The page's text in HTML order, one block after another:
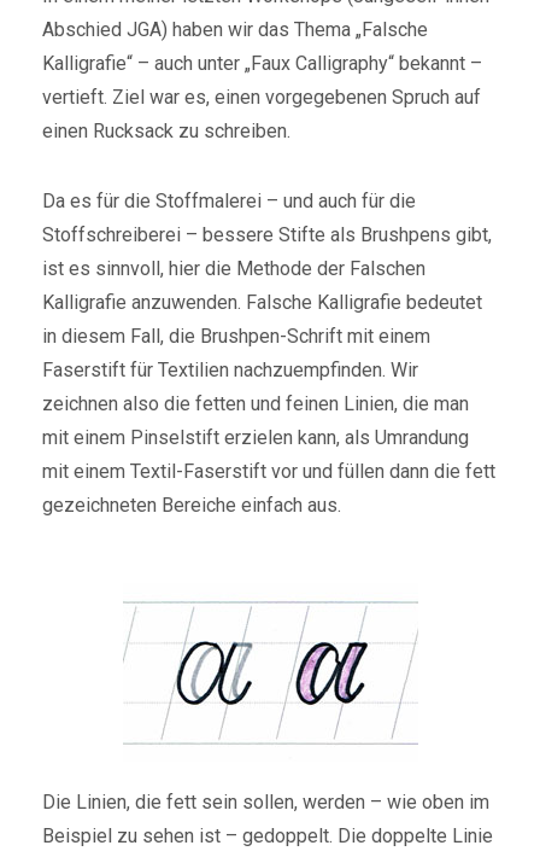
Abschied JGA) haben wir das Thema „Falsche
Kalligrafie“ – auch unter „Faux Calligraphy“ bekannt –
vertieft. Ziel war es, einen vorgegebenen Spruch auf
einen Rucksack zu schreiben.
Da es für die Stoffmalerei – und auch für die
Stoffschreiberei – bessere Stifte als Brushpens gibt,
ist es sinnvoll, hier die Methode der Falschen
Kalligrafie anzuwenden. Falsche Kalligrafie bedeutet
in diesem Fall, die Brushpen-Schrift mit einem
Faserstift für Textilien nachzuempfinden. Wir
zeichnen also die fetten und feinen Linien, die man
mit einem Pinselstift erzielen kann, als Umrandung
mit einem Textil-Faserstift vor und füllen dann die fett
gezeichneten Bereiche einfach aus.
Die Linien, die fett sein sollen, werden – wie oben im
Beispiel zu sehen ist – gedoppelt. Die doppelte Linie